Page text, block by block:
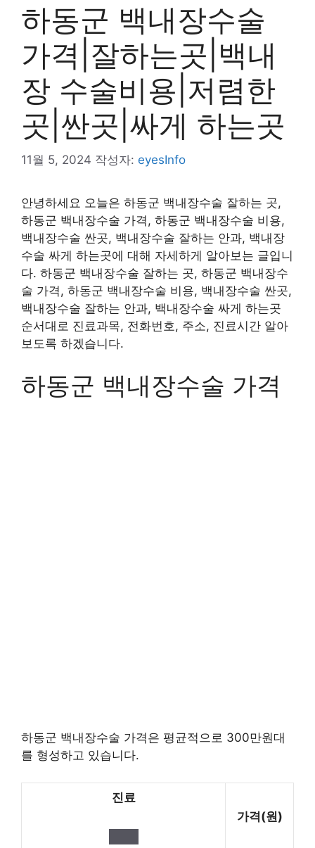
하동군 백내장수술
가격|잘하는곳|백내
장 수술비용|저렴한
곳|싼곳|싸게 하는곳
11월 5, 2024 작성자: eyesInfo
안녕하세요 오늘은 하동군 백내장수술 잘하는 곳,
하동군 백내장수술 가격, 하동군 백내장수술 비용,
백내장수술 싼곳, 백내장수술 잘하는 안과, 백내장
수술 싸게 하는곳에 대해 자세하게 알아보는 글입니
다. 하동군 백내장수술 잘하는 곳, 하동군 백내장수
술 가격, 하동군 백내장수술 비용, 백내장수술 싼곳,
백내장수술 잘하는 안과, 백내장수술 싸게 하는곳
순서대로 진료과목, 전화번호, 주소, 진료시간 알아
보도록 하겠습니다.
하동군 백내장수술 가격
하동군 백내장수술 가격은 평균적으로 300만원대
를 형성하고 있습니다.
진료
가격(원)